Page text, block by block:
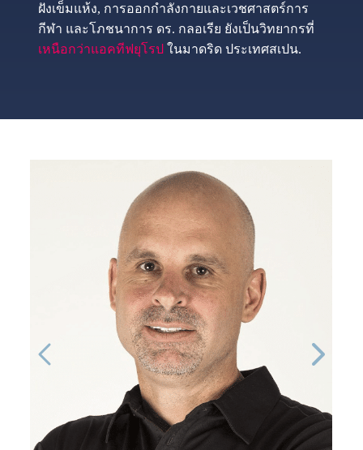
ฝังเข็มแห้ง, การออกกำลังกายและเวชศาสตร์การ
กีฬา และโภชนาการ ดร. กลอเรีย ยังเป็นวิทยากรที่
เหนือกว่าแอคทีฟยุโรป ในมาดริด ประเทศสเปน.